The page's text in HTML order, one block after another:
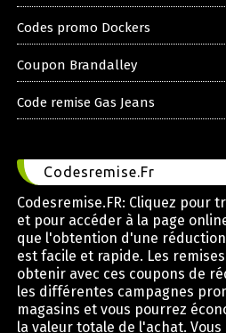
Codes promo Dockers
Coupon Brandalley
Code remise Gas Jeans
Codesremise.Fr
Codesremise.FR: Cliquez pour
et pour accéder à la page
que l'obtention d'une
est facile et rapide. Les
obtenir avec ces coupons de
les différentes campagnes
magasins et vous pourrez
la valeur totale de l'achat.